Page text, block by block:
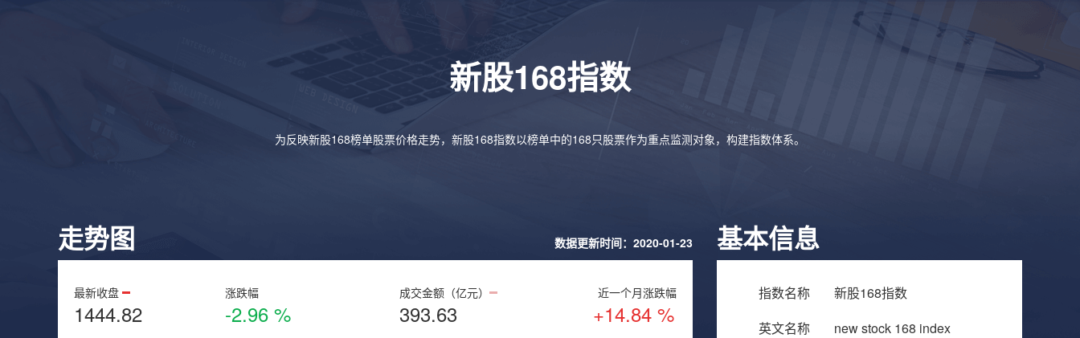
新股168指数
为反映新股168榜单股票价格走势，新股168指数以榜单中的168只股票作为重点监测对象，构建指数体系。
走势图 数据更新时间：2020-01-23
最新收盘
1444.82
涨跌幅
-2.96 %
成交金额（亿元）
393.63
近一个月涨跌幅
+14.84 %
基本信息
指数名称
新股168指数
英文名称
new stock 168 index